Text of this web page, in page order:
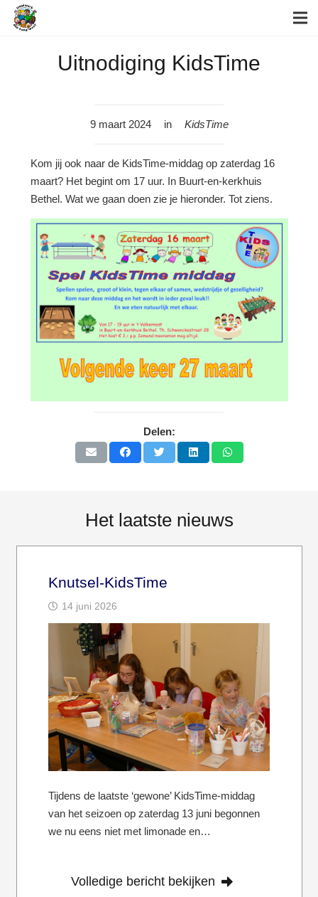
Uitnodiging KidsTime
9 maart 2024 in KidsTime
Kom jij ook naar de KidsTime-middag op zaterdag 16
maart? Het begint om 17 uur. In Buurt-en-kerkhuis
Bethel. Wat we gaan doen zie je hieronder. Tot ziens.
Delen:
Het laatste nieuws
Knutsel-KidsTime
14 juni 2026
Tijdens de laatste ‘gewone’ KidsTime-middag
van het seizoen op zaterdag 13 juni begonnen
we nu eens niet met limonade en…
Volledige bericht bekijken